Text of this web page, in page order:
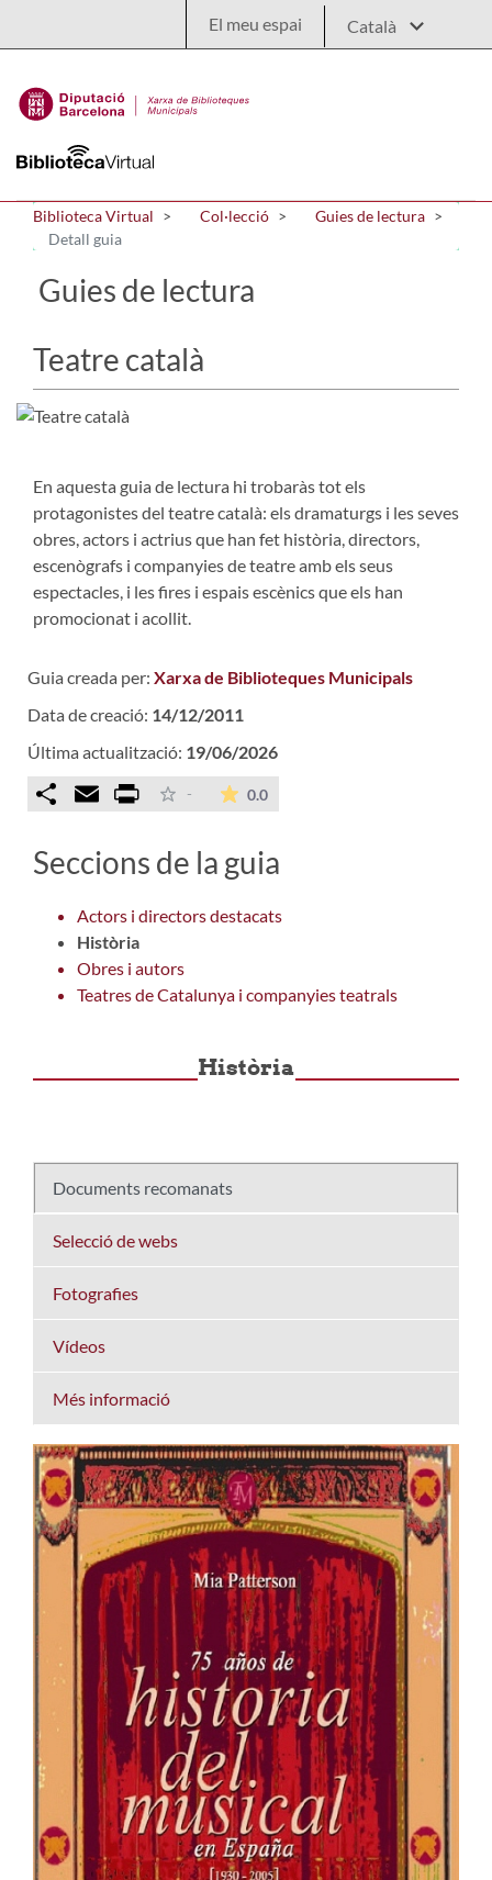
El meu espai
Biblioteca Virtual Col·lecció
Guies de lectura
Detall guia
Guies de lectura
Teatre català
En aquesta guia de lectura hi trobaràs tot els
protagonistes del teatre català: els dramaturgs i les seves
obres, actors i actrius que han fet història, directors,
escenògrafs i companyies de teatre amb els seus
espectacles, i les fires i espais escènics que els han
promocionat i acollit.
Guia creada per: Xarxa de Biblioteques Municipals
Data de creació: 14/12/2011
Última actualització: 19/06/2026
Comparteix
Email Print - 0.0La mitjana de les valoracions
Seccions de la guia
Actors i directors destacats
Història
Obres i autors
Teatres de Catalunya i companyies teatrals
Història
Documents recomanats
Selecció de webs
Fotografies
Vídeos
Més informació